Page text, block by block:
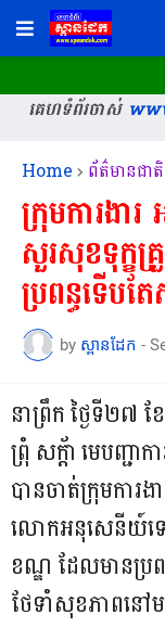
គេហទំព័រចាស់
Home ព័ត៌មានជាតិ
ក្រុមការងា
សួរសុខទុក្ខ
ប្រពន្ធទើប
by ស្ពានដែក -
នាព្រឹក ថ្ងៃទី២៧
ព្រុំ សក្ដ័ា មេបញ្ជ
បានចាត់ក្រុមកា
លោកអនុសេនីយ៍ទោ
ខណ្ឌ ដែលមានប្រ
ថែទាំសុខភាពនៅម